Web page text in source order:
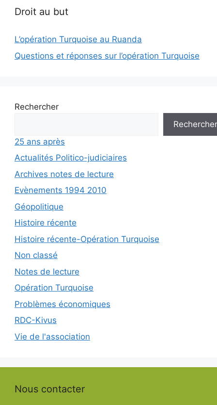
Droit au but
L’opération Turquoise au Ruanda
Questions et réponses sur l’opération Turquoise
Rechercher
Rechercher
25 ans après
Actualités Politico-judiciaires
Archives notes de lecture
Evènements 1994 2010
Géopolitique
Histoire récente
Histoire récente-Opération Turquoise
Non classé
Notes de lecture
Opération Turquoise
Problèmes économiques
RDC-Kivus
Vie de l'association
Nous contacter